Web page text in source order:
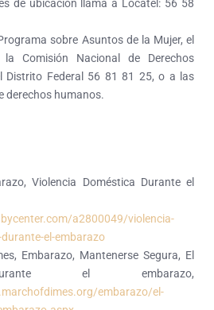
de ubicación llama a Locatel: 56 58
sobre Asuntos de la Mujer, el
Comisión Nacional de Derechos
Distrito Federal 56 81 81 25, o a las
derechos humanos.
Violencia Doméstica Durante el
a2800049/violencia-
el-embarazo
Embarazo, Mantenerse Segura, El
el embarazo,
embarazo/el-